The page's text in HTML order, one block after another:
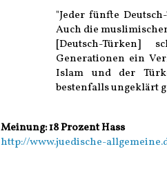
"Jeder fünfte
Auch die
[Deutsch-Türken]
Generationen ein
Islam und der
bestenfalls ungeklärt
Meinung: 18 Prozent Hass
http://www.juedische-